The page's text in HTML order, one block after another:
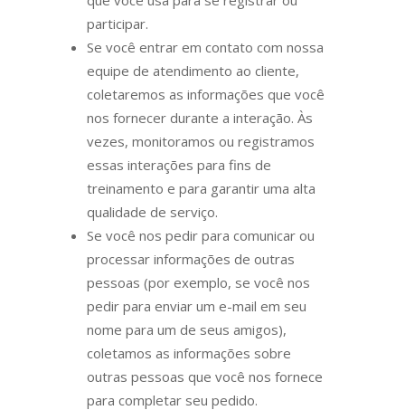
participar.
Se você entrar em contato com nossa
equipe de atendimento ao cliente,
coletaremos as informações que você
nos fornecer durante a interação. Às
vezes, monitoramos ou registramos
essas interações para fins de
treinamento e para garantir uma alta
qualidade de serviço.
Se você nos pedir para comunicar ou
processar informações de outras
pessoas (por exemplo, se você nos
pedir para enviar um e-mail em seu
nome para um de seus amigos),
coletamos as informações sobre
outras pessoas que você nos fornece
para completar seu pedido.